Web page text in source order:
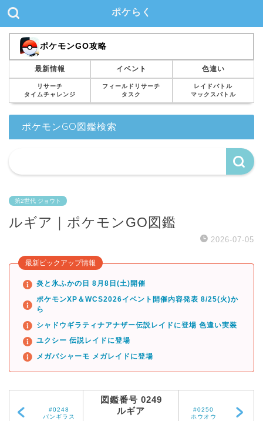
ポケらく
ポケモンGO攻略
最新情報 イベント 色違い
リサーチ
タイムチャレンジ
フィールドリサーチ
タスク
レイドバトル
マックスバトル
ポケモンGO図鑑検索
第2世代 ジョウト
ルギア｜ポケモンGO図鑑
2026-07-05
最新ピックアップ情報
炎と氷ふかの日 8月8日(土)開催
ポケモンXP＆WCS2026イベント開催内容発表 8/25(火)か
ら
シャドウギラティナアナザー伝説レイドに登場 色違い実装
ユクシー 伝説レイドに登場
メガバシャーモ メガレイドに登場
#0248
バンギラス
図鑑番号 0249
ルギア
#0250
ホウオウ